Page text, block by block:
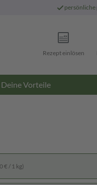
persönliche
Rezept einlösen
Deine Vorteile
€ / 1 kg)